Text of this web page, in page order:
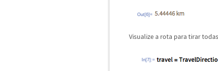
Out[6]=
Visualize a rota para tirar
In[7]:=